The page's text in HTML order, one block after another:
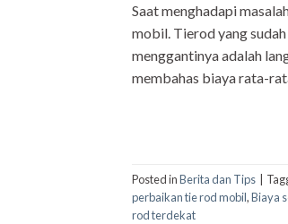
Saat menghadapi
mobil. Tierod yang
menggantinya adalah
membahas biaya rata-
Posted inBerita dan Tips
perbaikan tie rod mobil,Biaya
rod terdekat